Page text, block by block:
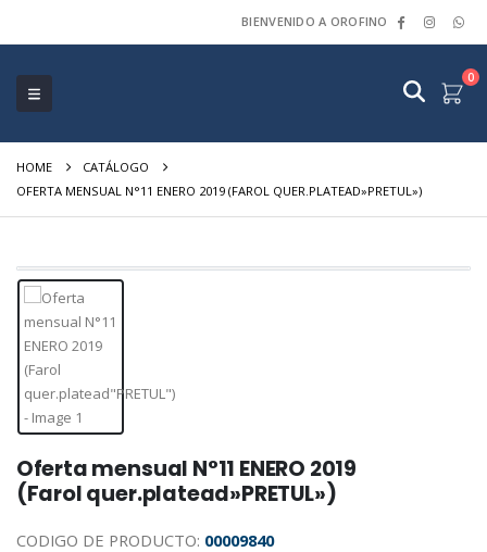
BIENVENIDO A OROFINO
0
HOME
CATÁLOGO
OFERTA MENSUAL N°11 ENERO 2019 (FAROL QUER.PLATEAD»PRETUL»)
Oferta mensual N°11 ENERO 2019
(Farol quer.platead»PRETUL»)
CODIGO DE PRODUCTO: 00009840